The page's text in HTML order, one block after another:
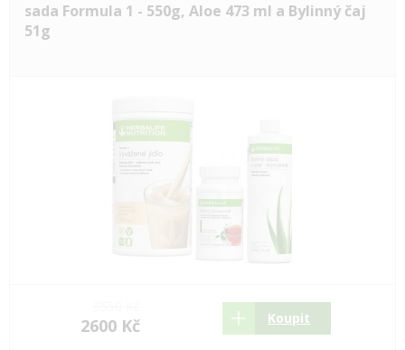
sada Formula 1 - 550g, Aloe 473 ml a Bylinný čaj
51g
2600 Kč Koupit